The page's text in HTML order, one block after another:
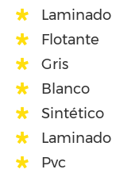
Laminado
Flotante
Gris
Blanco
Sintético
Laminado
Pvc